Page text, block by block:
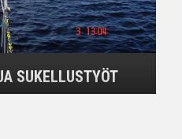
SUKELLUSTYÖT